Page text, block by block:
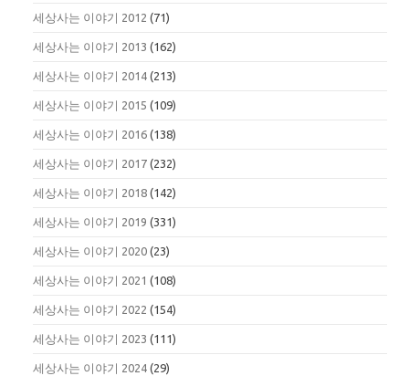
세상사는 이야기 2012 (71)
세상사는 이야기 2013 (162)
세상사는 이야기 2014 (213)
세상사는 이야기 2015 (109)
세상사는 이야기 2016 (138)
세상사는 이야기 2017 (232)
세상사는 이야기 2018 (142)
세상사는 이야기 2019 (331)
세상사는 이야기 2020 (23)
세상사는 이야기 2021 (108)
세상사는 이야기 2022 (154)
세상사는 이야기 2023 (111)
세상사는 이야기 2024 (29)